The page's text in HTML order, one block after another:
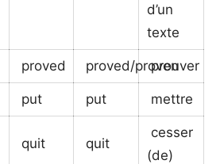
d’un
texte
proved proved/proven
prouver
put put mettre
quit quit
cesser
(de)